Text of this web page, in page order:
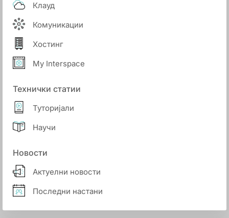
Клауд
Комуникации
Хостинг
My Interspace
Технички статии
Туторијали
Научи
Новости
Актуелни новости
Последни настани